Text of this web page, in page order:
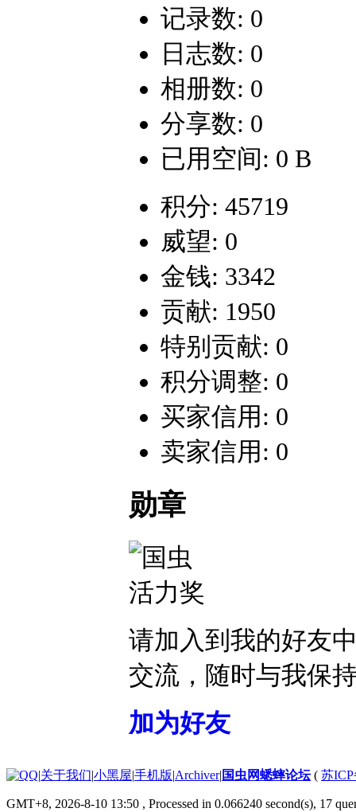
记录数: 0
日志数: 0
相册数: 0
分享数: 0
已用空间: 0 B
积分: 45719
威望: 0
金钱: 3342
贡献: 1950
特别贡献: 0
积分调整: 0
买家信用: 0
卖家信用: 0
勋章
请加入到我的好友
交流，随时与我保
加为好友
|关于我们|小黑屋|手机版|Archiver| 国虫网蟋蟀论坛( 苏ICP
GMT+8, 2026-8-10 13:50 , Processed in 0.066240 second(s), 17